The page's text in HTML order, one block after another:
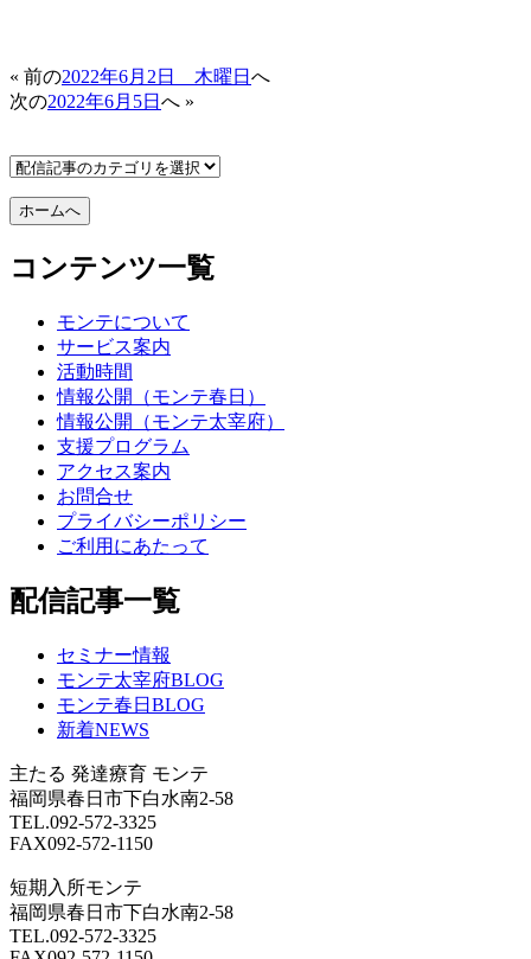
« 前の2022年6月2日 木曜日 へ
次の2022年6月5日 へ »
コンテンツ一覧
モンテについて
サービス案内
活動時間
情報公開（モンテ春日）
情報公開（モンテ太宰府）
支援プログラム
アクセス案内
お問合せ
プライバシーポリシー
ご利用にあたって
配信記事一覧
セミナー情報
モンテ太宰府BLOG
モンテ春日BLOG
新着NEWS
主たる 発達療育 モンテ
福岡県春日市下白水南2-58
TEL.092-572-3325
FAX092-572-1150
短期入所モンテ
福岡県春日市下白水南2-58
TEL.092-572-3325